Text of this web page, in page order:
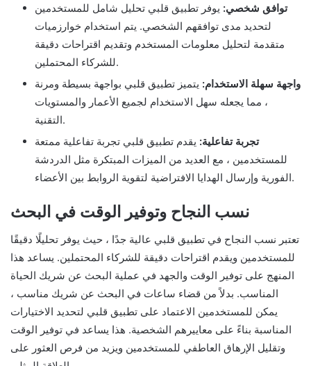
توافق شخصي: يوفر تطبيق قلبي تحليل شامل للمستخدمين
لتحديد مدى توافقهم الشخصي. يتم استخدام خوارزميات
متقدمة لتحليل معلومات المستخدم وتقديم اقتراحات دقيقة
للشركاء المحتملين.
واجهة سهلة الاستخدام: يتميز تطبيق قلبي بواجهة بسيطة ومرنة
، مما يجعله سهل الاستخدام لجميع الأعمار والمستويات
التقنية.
تجربة تفاعلية: يقدم تطبيق قلبي تجربة تفاعلية ممتعة
للمستخدمين ، مع العديد من الميزات المبتكرة مثل الدردشة
الفورية وإرسال الهدايا الافتراضية لتقوية الروابط بين الأعضاء.
نسب النجاح وتوفير الوقت في البحث
تعتبر نسب النجاح في تطبيق قلبي عالية جدًا ، حيث يوفر تحليلًا دقيقًا
للمستخدمين ويقدم اقتراحات دقيقة للشركاء المحتملين. يساعد هذا
المنهج على توفير الوقت والجهد في عملية البحث عن شريك الحياة
المناسب. بدلاً من قضاء ساعات في البحث عن شريك مناسب ،
يمكن للمستخدمين الاعتماد على تطبيق قلبي لتحديد الاختيارات
المناسبة بناءً على معاييرهم الشخصية. هذا يساعد في توفير الوقت
وتقليل الإرهاق العاطفي للمستخدمين ويزيد من فرص العثور على